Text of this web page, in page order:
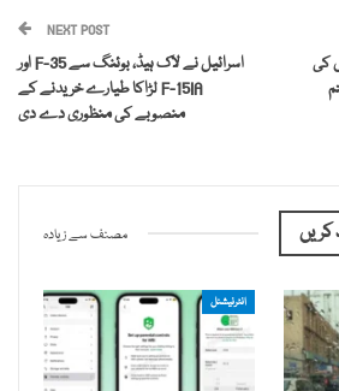
کی
NEXT POST
اسرائیل نے لاک ہیڈ، بوئنگ سے F-35 اور
F-15IA لڑاکا طیارے خریدنے کے
منصوبے کی منظوری دے دی
کریں مصنف سے زیادہ
انٹرنیشنل